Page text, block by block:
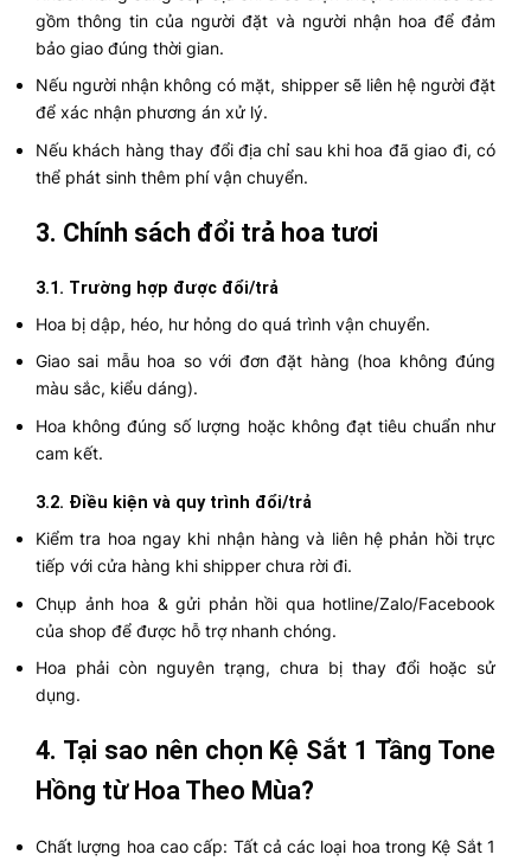
gồm thông tin của người đặt và người nhận hoa để đảm
bảo giao đúng thời gian.
Nếu người nhận không có mặt, shipper sẽ liên hệ người đặt
để xác nhận phương án xử lý.
Nếu khách hàng thay đổi địa chỉ sau khi hoa đã giao đi, có
thể phát sinh thêm phí vận chuyển.
3. Chính sách đổi trả hoa tươi
3.1. Trường hợp được đổi/trả
Hoa bị dập, héo, hư hỏng do quá trình vận chuyển.
Giao sai mẫu hoa so với đơn đặt hàng (hoa không đúng
màu sắc, kiểu dáng).
Hoa không đúng số lượng hoặc không đạt tiêu chuẩn như
cam kết.
3.2. Điều kiện và quy trình đổi/trả
Kiểm tra hoa ngay khi nhận hàng và liên hệ phản hồi trực
tiếp với cửa hàng khi shipper chưa rời đi.
Chụp ảnh hoa & gửi phản hồi qua hotline/Zalo/Facebook
của shop để được hỗ trợ nhanh chóng.
Hoa phải còn nguyên trạng, chưa bị thay đổi hoặc sử
dụng.
4. Tại sao nên chọn Kệ Sắt 1 Tầng Tone
Hồng từ Hoa Theo Mùa?
Chất lượng hoa cao cấp: Tất cả các loại hoa trong Kệ Sắt 1